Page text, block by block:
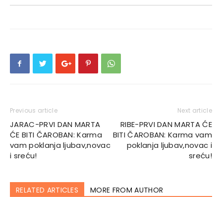
Previous article
JARAC-PRVI DAN MARTA
ĆE BITI ČAROBAN: Karma
vam poklanja ljubav,novac
i sreću!
Next article
RIBE-PRVI DAN MARTA ĆE
BITI ČAROBAN: Karma vam
poklanja ljubav,novac i
sreću!
RELATED ARTICLES MORE FROM AUTHOR